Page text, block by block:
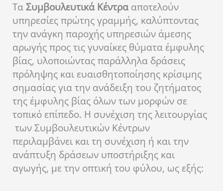
ΤαΣυμβουλευτικά Κέντρα αποτελούν
υπηρεσίες πρώτης γραμμής, καλύπτοντας
την ανάγκη παροχής υπηρεσιών άμεσης
αρωγής προς τις γυναίκες θύματα έμφυλης
βίας, υλοποιώντας παράλληλα δράσεις
πρόληψης και ευαισθητοποίησης κρίσιμης
σημασίας για την ανάδειξη του ζητήματος
της έμφυλης βίας όλων των μορφών σε
τοπικό επίπεδο. Η συνέχιση της λειτουργίας
των Συμβουλευτικών Κέντρων
περιλαμβάνει και τη συνέχιση ή και την
ανάπτυξη δράσεων υποστήριξης και
αγωγής, με την οπτική του φύλου, ως εξής: